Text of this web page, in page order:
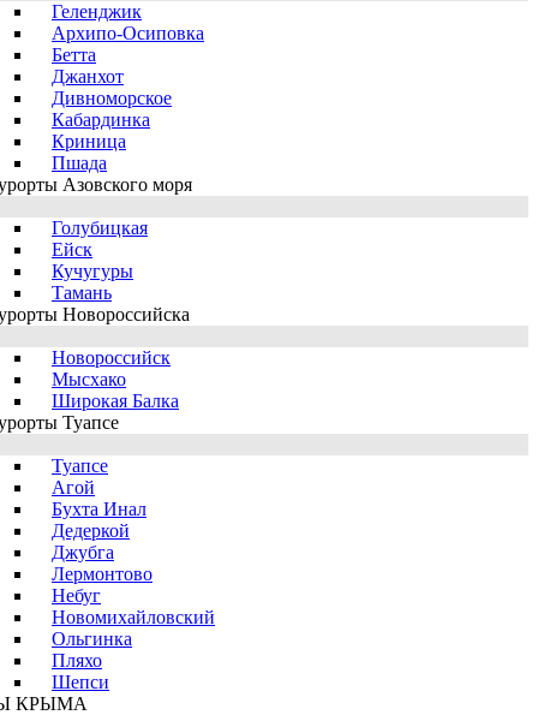
Геленджик
Архипо-Осиповка
Бетта
Джанхот
Дивноморское
Кабардинка
Криница
Пшада
Азовского моря
Голубицкая
Ейск
Кучугуры
Тамань
Новороссийска
Новороссийск
Мысхако
Широкая Балка
Туапсе
Туапсе
Агой
Бухта Инал
Дедеркой
Джубга
Лермонтово
Небуг
Новомихайловский
Ольгинка
Пляхо
Шепси
КРЫМА